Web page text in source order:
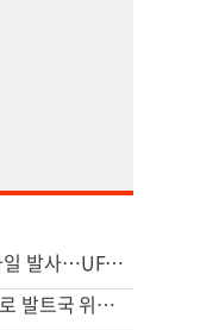
北, 동해상으로 단거리 탄도미사일 발사…UFS 앞두고 무력시위
리투아 국방 "러, 우크라 드론으로 발트국 위장공격 할수도"